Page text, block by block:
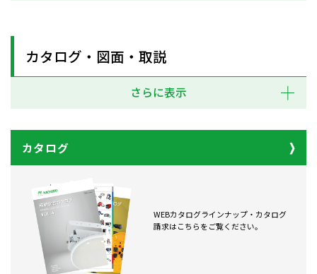
カタログ・図面・取説
さらに表示
カタログ
WEBカタログラインナップ・カタログ
請求はこちらをご覧ください。